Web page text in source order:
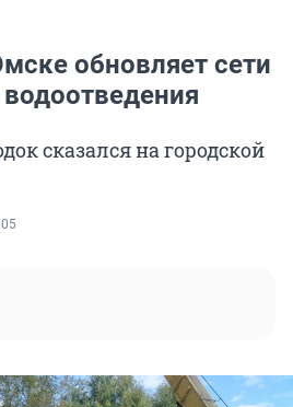
обновляет сети
сказался на городской